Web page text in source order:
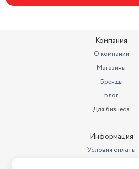
Компания
О компании
Магазины
Бренды
Блог
Для бизнеса
Информация
Условия оплаты